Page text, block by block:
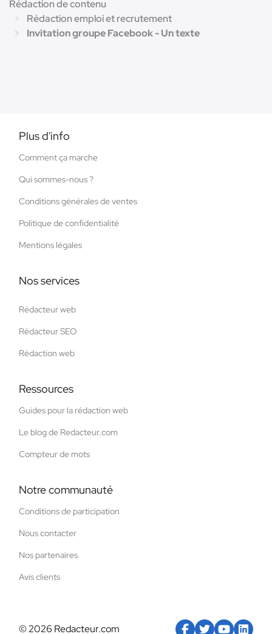
Rédaction de contenu
Rédaction emploi et recrutement
Invitation groupe Facebook - Un texte
Plus d'info
Comment ça marche
Qui sommes-nous ?
Conditions générales de ventes
Politique de confidentialité
Mentions légales
Nos services
Rédacteur web
Rédacteur SEO
Rédaction web
Ressources
Guides pour la rédaction web
Le blog de Redacteur.com
Compteur de mots
Notre communauté
Conditions de participation
Nous contacter
Nos partenaires
Avis clients
© 2026 Redacteur.com